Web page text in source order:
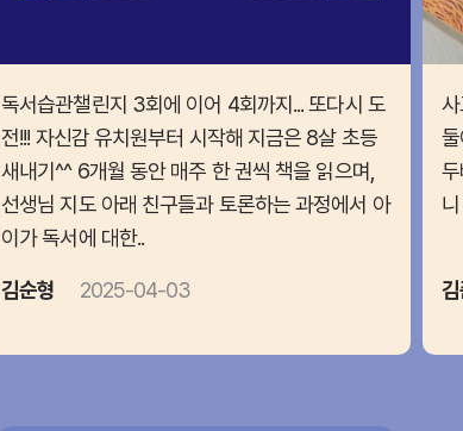
독서습관챌린지 3회에 이어 4회까지... 또다시 도
전!!! 자신감 유치원부터 시작해 지금은 8살 초등
새내기^^ 6개월 동안 매주 한 권씩 책을 읽으며,
선생님 지도 아래 친구들과 토론하는 과정에서 아
이가 독서에 대한..
김순형 2025-04-03